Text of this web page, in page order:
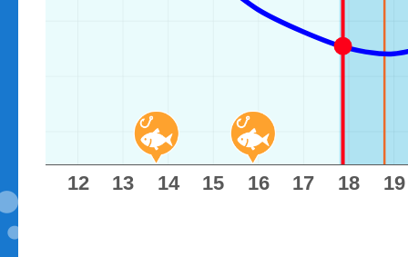
12 13 14 15 16 17 18 19